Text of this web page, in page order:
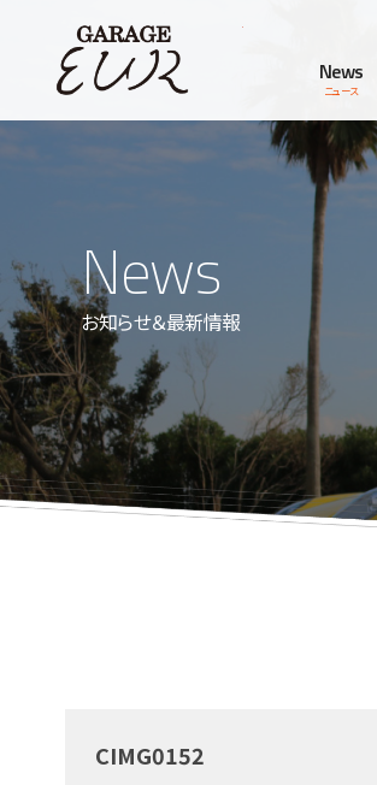
News
ニュース
News
お知らせ＆最新情報
CIMG0152